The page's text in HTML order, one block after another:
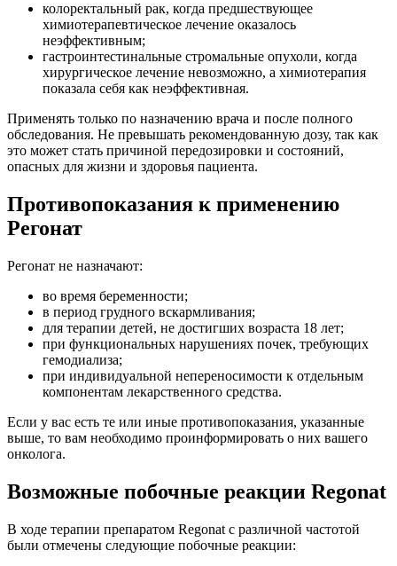
колоректальный рак, когда предшествующее
химиотерапевтическое лечение оказалось
неэффективным;
гастроинтестинальные стромальные опухоли, когда
хирургическое лечение невозможно, а химиотерапия
показала себя как неэффективная.
Применять только по назначению врача и после полного
обследования. Не превышать рекомендованную дозу, так как
это может стать причиной передозировки и состояний,
опасных для жизни и здоровья пациента.
Противопоказания к применению
Регонат
Регонат не назначают:
во время беременности;
в период грудного вскармливания;
для терапии детей, не достигших возраста 18 лет;
при функциональных нарушениях почек, требующих
гемодиализа;
при индивидуальной непереносимости к отдельным
компонентам лекарственного средства.
Если у вас есть те или иные противопоказания, указанные
выше, то вам необходимо проинформировать о них вашего
онколога.
Возможные побочные реакции Regonat
В ходе терапии препаратом Regonat с различной частотой
были отмечены следующие побочные реакции: